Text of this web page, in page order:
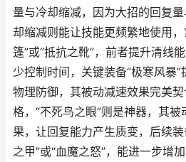
量与冷却缩减，因为大招的回复
却缩减则能让技能更频繁地使用
篷”或“抵抗之靴”，前者提升清线
少控制时间，关键装备“极寒风暴
物理防御，其被动减速效果完美
格，“不死鸟之眼”则是神器，其
果，让回复能力产生质变，后续装
之甲”或“血魔之怒”，能进一步增